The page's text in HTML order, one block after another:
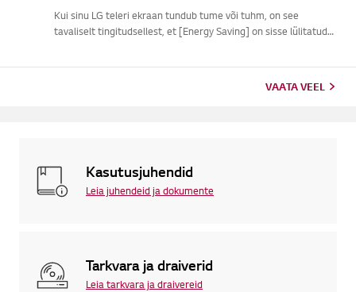
Kui sinu LG teleri ekraan tundub tume või tuhm, on see
tavaliselt tingitudsellest, et [Energy Saving] on sisse lülitatud
VAATA VEEL
Kasutusjuhendid
Leia juhendeid ja dokumente
Tarkvara ja draiverid
Leia tarkvara ja draivereid